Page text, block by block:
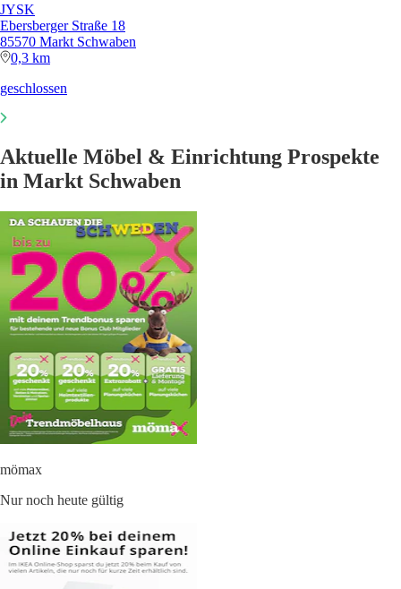
JYSK
Ebersberger Straße 18
85570 Markt Schwaben
0,3 km
geschlossen
Aktuelle Möbel & Einrichtung Prospekte
in Markt Schwaben
mömax
Nur noch heute gültig